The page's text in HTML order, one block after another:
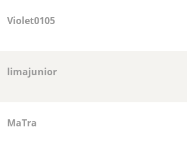
Violet0105
limajunior
MaTra